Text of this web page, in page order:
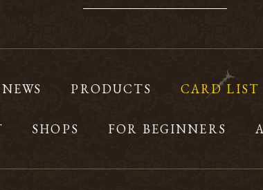
NEWS PRODUCTS CARD LIST
SHOPS FOR BEGINNERS